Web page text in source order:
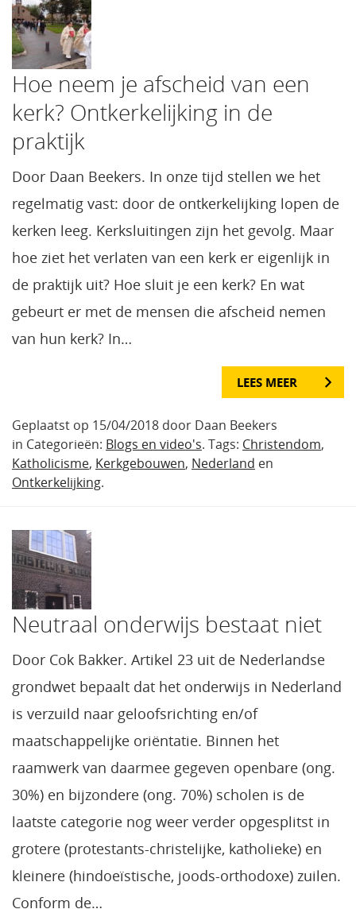
Hoe neem je afscheid van een
kerk? Ontkerkelijking in de
praktijk
Door Daan Beekers. In onze tijd stellen we het
regelmatig vast: door de ontkerkelijking lopen de
kerken leeg. Kerksluitingen zijn het gevolg. Maar
hoe ziet het verlaten van een kerk er eigenlijk in
de praktijk uit? Hoe sluit je een kerk? En wat
gebeurt er met de mensen die afscheid nemen
van hun kerk? In…
LEES MEER
Geplaatst op 15/04/2018 door Daan Beekers
in Categorieën: Blogs en video's. Tags: Christendom,
Katholicisme, Kerkgebouwen, Nederland en
Ontkerkelijking.
Neutraal onderwijs bestaat niet
Door Cok Bakker. Artikel 23 uit de Nederlandse
grondwet bepaalt dat het onderwijs in Nederland
is verzuild naar geloofsrichting en/of
maatschappelijke oriëntatie. Binnen het
raamwerk van daarmee gegeven openbare (ong.
30%) en bijzondere (ong. 70%) scholen is de
laatste categorie nog weer verder opgesplitst in
grotere (protestants-christelijke, katholieke) en
kleinere (hindoeïstische, joods-orthodoxe) zuilen.
Conform de…